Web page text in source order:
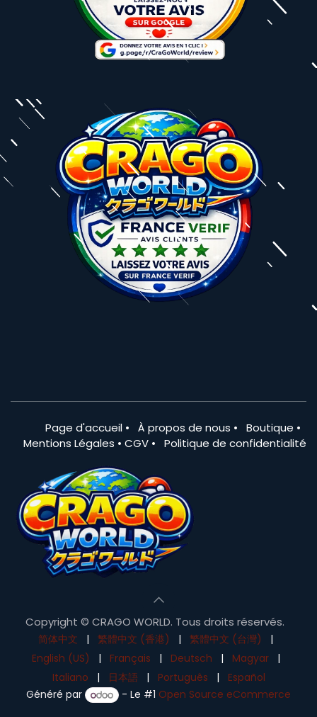
Page d'accueil • À propos de nous • Boutique •
Mentions Légales • CGV • Politique de confidentialité
Copyright © CRAGO WORLD. Tous droits réservés.
简体中文 | 繁體中文 (香港) | 繁體中文 (台灣)
|
English (US)
| Français | Deutsch | Magyar
|
Italiano
| 日本語 | Português |
Español
Généré par
- Le #1 Open Source eCommerce